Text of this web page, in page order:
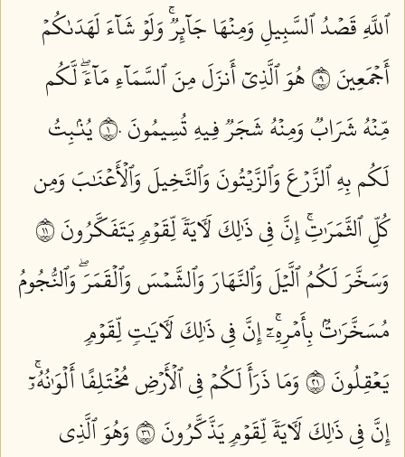
ٱللَّهِ قَصۡدُ ٱلسَّبِيلِ وَمِنۡهَا جَآئِرٞۚ وَلَوۡ شَآءَ لَهَدَىٰكُمۡ
أَجۡمَعِينَ ٩
هُوَ ٱلَّذِيٓ أَنزَلَ مِنَ ٱلسَّمَآءِ مَآءٗۖ لَّكُم
مِّنۡهُ شَرَابٞ وَمِنۡهُ شَجَرٞ فِيهِ تُسِيمُونَ ١٠
يُنۢبِتُ
لَكُم بِهِ ٱلزَّرۡعَ وَٱلزَّيۡتُونَ وَٱلنَّخِيلَ وَٱلۡأَعۡنَٰبَ وَمِن
كُلِّ ٱلثَّمَرَٰتِۚ إِنَّ فِي ذَٰلِكَ لَأٓيَةٗ لِّقَوۡمٖ يَتَفَكَّرُونَ ١١
وَسَخَّرَ لَكُمُ ٱلَّيۡلَ وَٱلنَّهَارَ وَٱلشَّمۡسَ وَٱلۡقَمَرَۖ وَٱلنُّجُومُ
مُسَخَّرَٰتُۢ بِأَمۡرِهِۦٓۚ إِنَّ فِي ذَٰلِكَ لَأٓيَٰتٖ لِّقَوۡمٖ
يَعۡقِلُونَ ١٢
وَمَا ذَرَأَ لَكُمۡ فِي ٱلۡأَرۡضِ مُخۡتَلِفًا أَلۡوَٰنُهُۥٓۚ
إِنَّ فِي ذَٰلِكَ لَأٓيَةٗ لِّقَوۡمٖ يَذَّكَّرُونَ ١٣
وَهُوَ ٱلَّذِي